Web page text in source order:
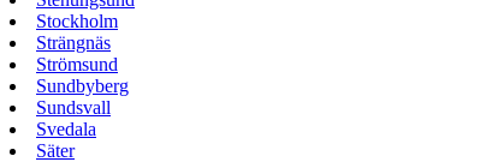
Stockholm
Strängnäs
Strömsund
Sundbyberg
Sundsvall
Svedala
Säter